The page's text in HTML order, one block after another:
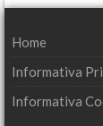
Home
Informativa
Informativa